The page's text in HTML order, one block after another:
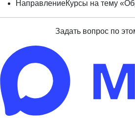
НаправлениеКурсы на тему
Задать вопрос по